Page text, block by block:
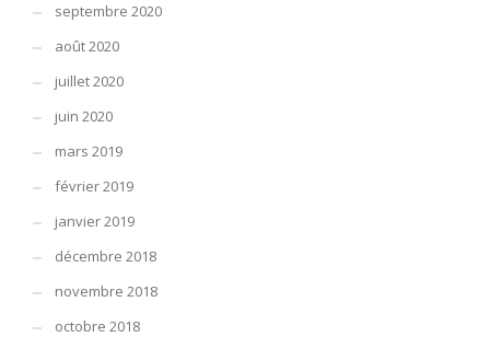
septembre 2020
août 2020
juillet 2020
juin 2020
mars 2019
février 2019
janvier 2019
décembre 2018
novembre 2018
octobre 2018